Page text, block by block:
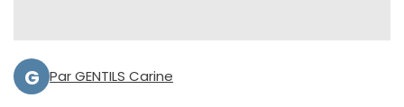
G Par GENTILS Carine